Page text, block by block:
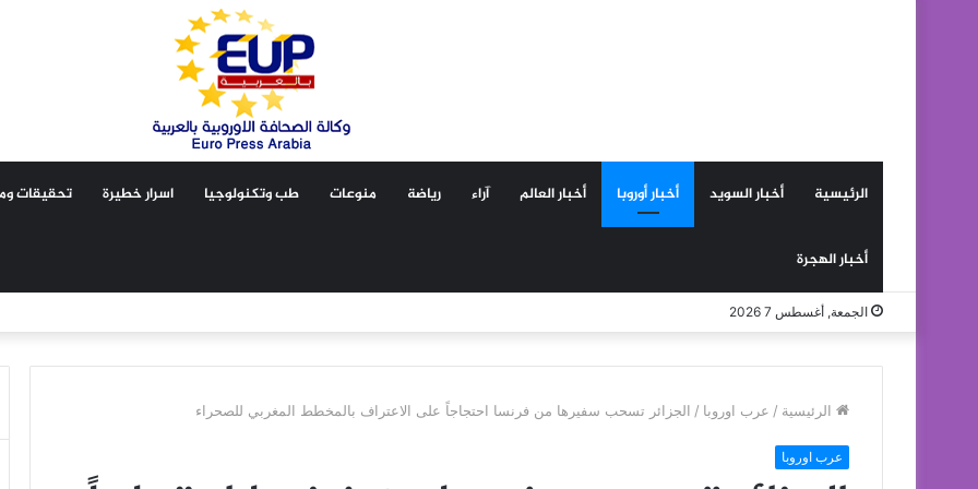
الرئيسية أخبار السويد أخبار أوروبا أخبار العالم آراء رياضة منوعات طب وتكنولوجيا اسرار خطيرة تحقيقات
أخبار الهجرة
الجمعة, أغسطس 7 2026
الرئيسية / عرب اوروبا / الجزائر تسحب سفيرها من فرنسا احتجاجاً على الاعتراف بالمخطط المغربي للصحراء
عرب اوروبا